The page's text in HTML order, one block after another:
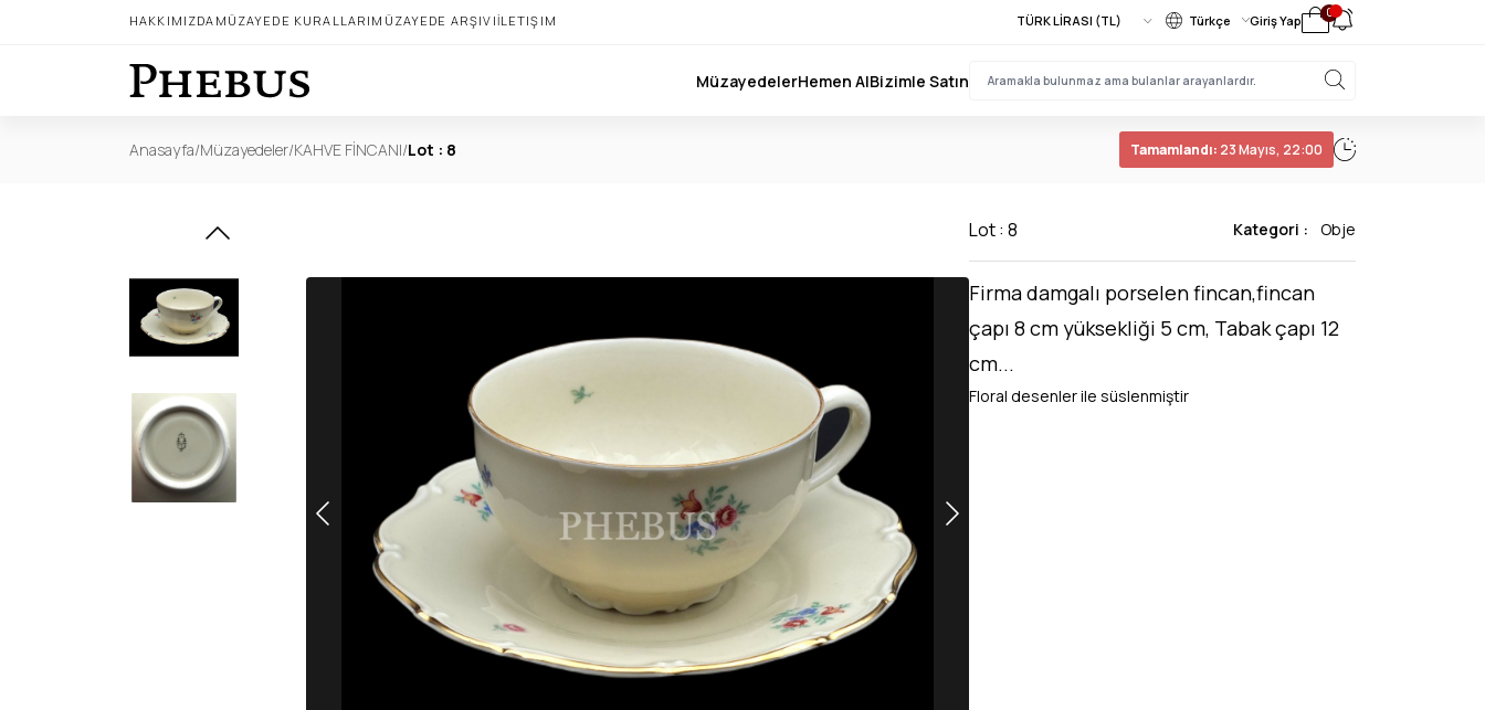
HAKKIMIZDA MÜZAYEDE KURALLARI MÜZAYEDE ARŞIVIİLETIŞIM Türkçe Giriş Yap 0
MüzayedelerHemen AlBizimle Satın
Anasayfa/Müzayedeler/KAHVE FİNCANI/Lot : 8 Tamamlandı: 23 Mayıs, 22:00
Lot : 8 Kategori : Obje
Firma damgalı porselen fincan,fincan
çapı 8 cm yüksekliği 5 cm, Tabak çapı 12
cm...
Floral desenler ile süslenmiştir